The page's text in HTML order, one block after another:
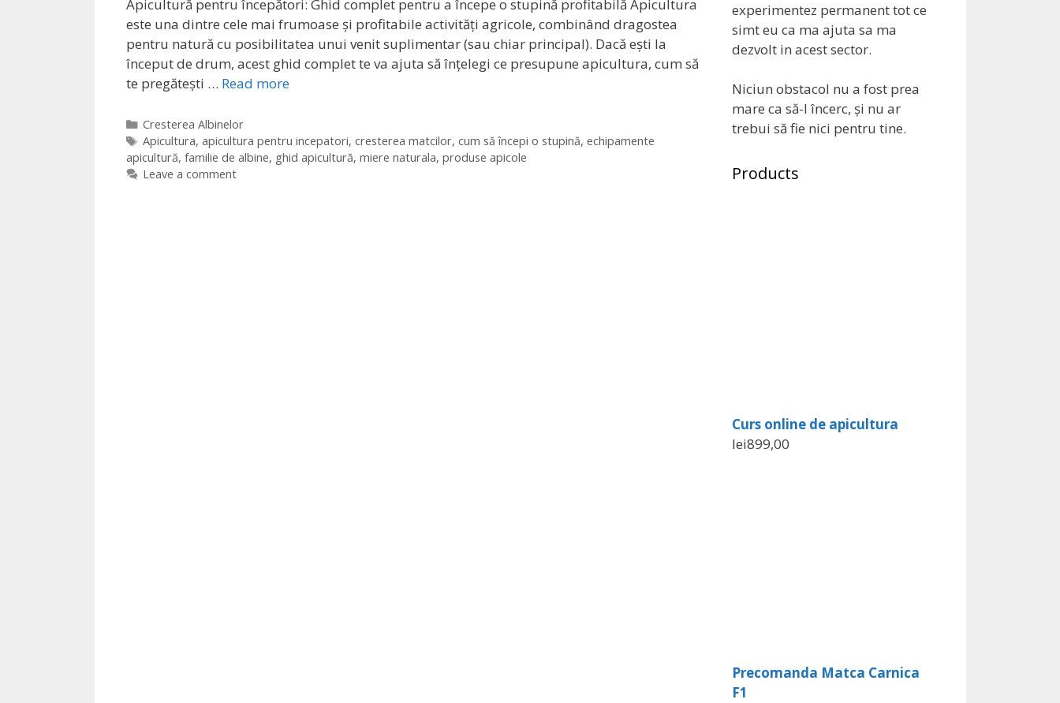
Apicultură pentru începători: Ghid complet pentru a începe o stupină profitabilă Apicultura
este una dintre cele mai frumoase și profitabile activități agricole, combinând dragostea
pentru natură cu posibilitatea unui venit suplimentar (sau chiar principal). Dacă ești la
început de drum, acest ghid complet te va ajuta să înțelegi ce presupune apicultura, cum să
te pregătești … Read more
Cresterea Albinelor
Apicultura,apicultura pentru incepatori,cresterea matcilor,cum să începi o stupină,echipamente
apicultură, familie de albine, ghid apicultură, miere naturala, produse apicole
Leave a comment
experimentez permanent tot ce
simt eu ca ma ajuta sa ma
dezvolt in acest sector.
Niciun obstacol nu a fost prea
mare ca să-l încerc, și nu ar
trebui să fie nici pentru tine.
Products
Curs online de apicultura
lei899,00
Precomanda Matca Carnica
F1